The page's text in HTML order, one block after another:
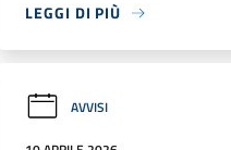
LEGGI DI PIÙ
AVVISI